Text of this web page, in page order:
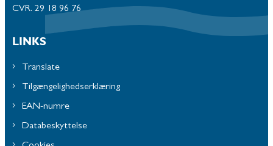
CVR. 29 18 96 76
LINKS
Translate
Tilgængelighedserklæring
EAN-numre
Databeskyttelse